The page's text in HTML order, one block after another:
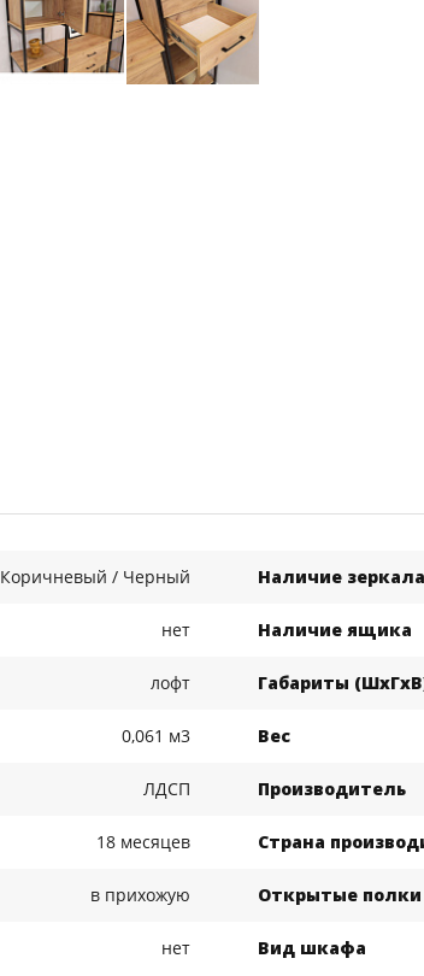
Коричневый / Черный Наличие зеркала
нет Наличие ящика
лофт Габариты
0,061 м3 Вес
ЛДСП Производитель
18 месяцев Страна
в прихожую Открытые полки
нет Вид шкафа